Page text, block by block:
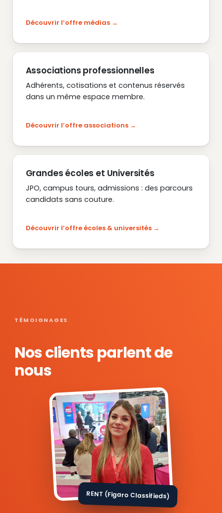
Découvrir l’offre médias
Associations professionnelles
Adhérents, cotisations et contenus réservés
dans un même espace membre.
Découvrir l’offre associations
Grandes écoles et Universités
JPO, campus tours, admissions : des parcours
candidats sans couture.
Découvrir l’offre écoles & universités
TÉMOIGNAGES
Nos clients parlent de
nous
RENT (Figaro Classifieds)